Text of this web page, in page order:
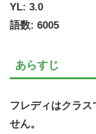
YL: 3.0
語数: 6005
あらすじ
フレディはクラス
せん。